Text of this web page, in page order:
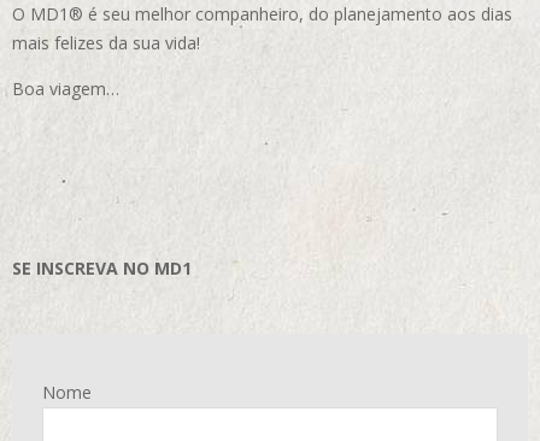
O MD1® é seu melhor companheiro, do planejamento aos dias
mais felizes da sua vida!
Boa viagem…
SE INSCREVA NO MD1
Nome